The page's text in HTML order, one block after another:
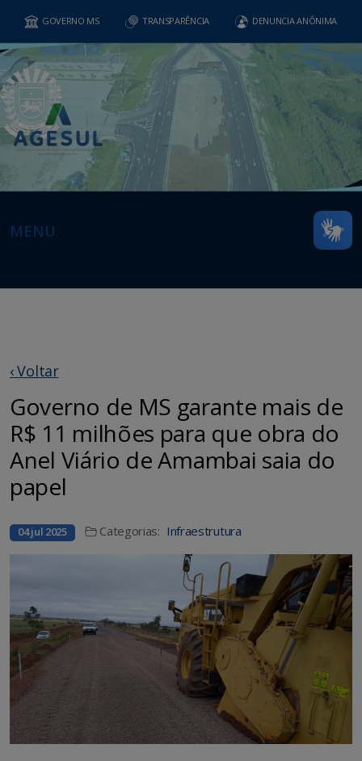
GOVERNO MS TRANSPARÊNCIA DENUNCIA ANÔNIMA
MENU
‹ Voltar
Governo de MS garante mais de
R$ 11 milhões para que obra do
Anel Viário de Amambai saia do
papel
04 jul 2025 Categorias: Infraestrutura